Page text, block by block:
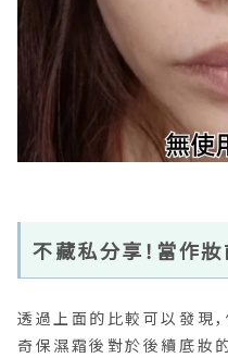
不藏私分享！當作
透過上面的比較可以發
奇保濕霜後對於後續底妝